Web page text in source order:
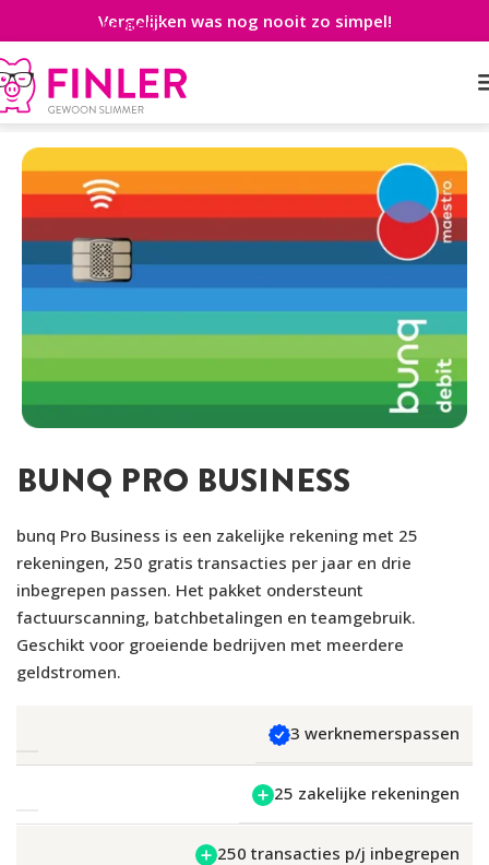
Skip to main contentVergelijken was nog nooit zo simpel!
Home>Betaalrekening
BUNQ PRO BUSINESS
bunq Pro Business is een zakelijke rekening met 25
rekeningen, 250 gratis transacties per jaar en drie
inbegrepen passen. Het pakket ondersteunt
factuurscanning, batchbetalingen en teamgebruik.
Geschikt voor groeiende bedrijven met meerdere
geldstromen.
3 werknemerspassen
25 zakelijke rekeningen
250 transacties p/j inbegrepen